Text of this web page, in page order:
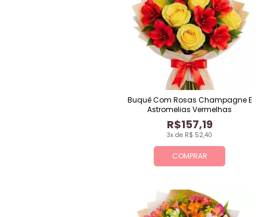
COMPRAR
3x de R$ 52,40
R$157,19
Buquê Com Rosas Champagne E
Astromelias Vermelhas